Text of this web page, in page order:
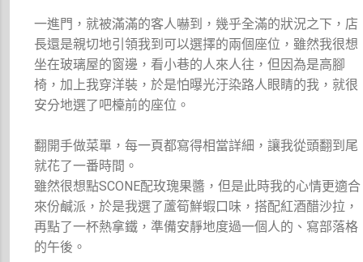
一進門，就被滿滿的客人嚇到，幾乎全滿的狀況之下，店
長還是親切地引領我到可以選擇的兩個座位，雖然我很想
坐在玻璃屋的窗邊，看小巷的人來人往，但因為是高腳
椅，加上我穿洋裝，於是怕曝光汙染路人眼睛的我，就很
安分地選了吧檯前的座位。
翻開手做菜單，每一頁都寫得相當詳細，讓我從頭翻到尾
就花了一番時間。
雖然很想點SCONE配玫瑰果醬，但是此時我的心情更適合
來份鹹派，於是我選了蘆筍鮮蝦口味，搭配紅酒醋沙拉，
再點了一杯熱拿鐵，準備安靜地度過一個人的、寫部落格
的午後。